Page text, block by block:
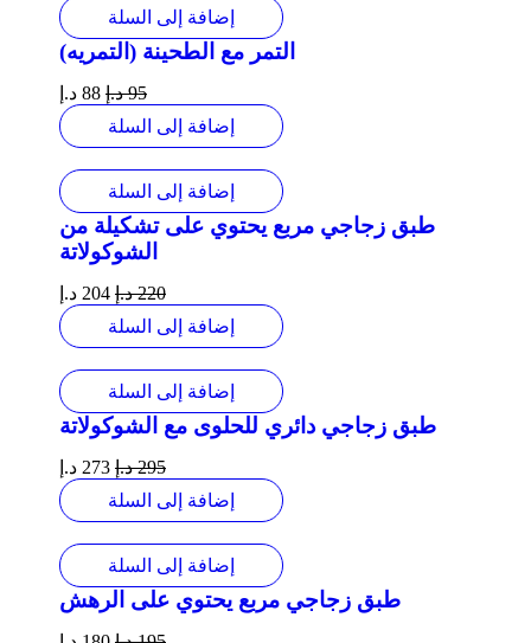
إضافة إلى السلة
التمر مع الطحينة (التمريه)
95 د.إ 88 د.إ
إضافة إلى السلة
إضافة إلى السلة
طبق زجاجي مربع يحتوي على تشكيلة من
الشوكولاتة
220 د.إ 204 د.إ
إضافة إلى السلة
إضافة إلى السلة
طبق زجاجي دائري للحلوى مع الشوكولاتة
295 د.إ 273 د.إ
إضافة إلى السلة
إضافة إلى السلة
طبق زجاجي مربع يحتوي على الرهش